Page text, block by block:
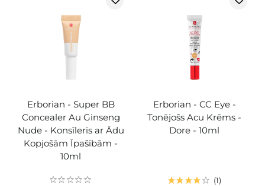
Erborian - Super BB
Concealer Au Ginseng
Nude - Konsīleris ar Ādu
Kopjošām Īpašībām -
10ml
Erborian - CC Eye -
Tonējošs Acu Krēms -
Dore - 10ml
1